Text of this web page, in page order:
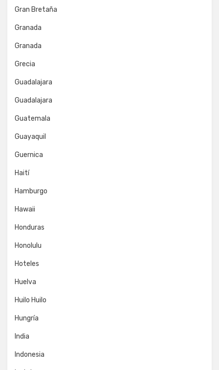
Gran Bretaña
Granada
Granada
Grecia
Guadalajara
Guadalajara
Guatemala
Guayaquil
Guernica
Haití
Hamburgo
Hawaii
Honduras
Honolulu
Hoteles
Huelva
Huilo Huilo
Hungría
India
Indonesia